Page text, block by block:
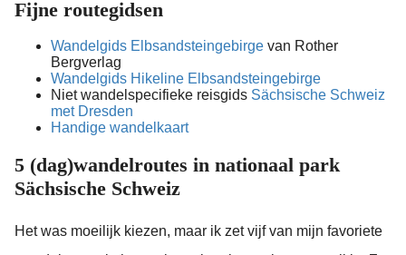
Fijne routegidsen
Wandelgids Elbsandsteingebirge van Rother
Bergverlag
Wandelgids Hikeline Elbsandsteingebirge
Niet wandelspecifieke reisgids Sächsische Schweiz
met Dresden
Handige wandelkaart
5 (dag)wandelroutes in nationaal park
Sächsische Schweiz
Het was moeilijk kiezen, maar ik zet vijf van mijn favoriete